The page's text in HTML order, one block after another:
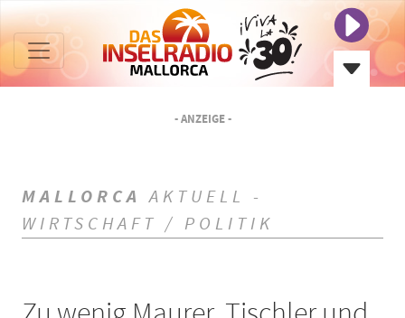
- ANZEIGE -
MALLORCA AKTUELL -
WIRTSCHAFT / POLITIK